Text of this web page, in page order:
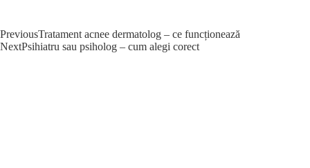
PreviousTratament acnee dermatolog – ce funcționează
NextPsihiatru sau psiholog – cum alegi corect